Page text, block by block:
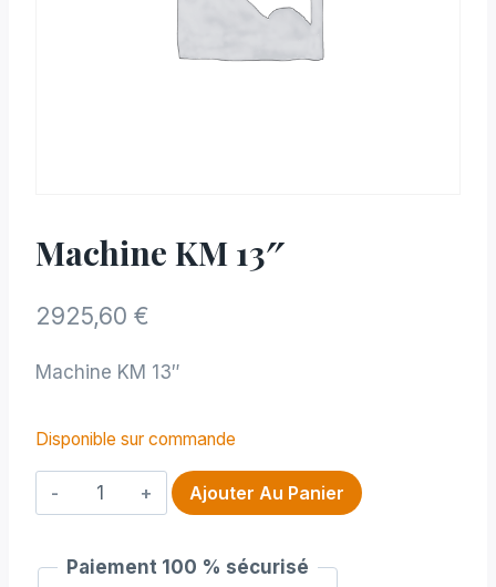
Machine KM 13″
2925,60 €
Machine KM 13″
Disponible sur commande
quantité
de
KM
Ajouter Au Panier
Paiement 100 % sécurisé